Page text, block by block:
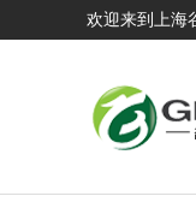
欢迎来到上海